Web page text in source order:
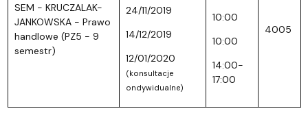
SEM - KRUCZALAK-
JANKOWSKA - Prawo
handlowe (PZ5 - 9
semestr)
24/11/2019
14/12/2019
12/01/2020
(konsultacje
ondywidualne)
10:00
10:00
14:00-
17:00
4005